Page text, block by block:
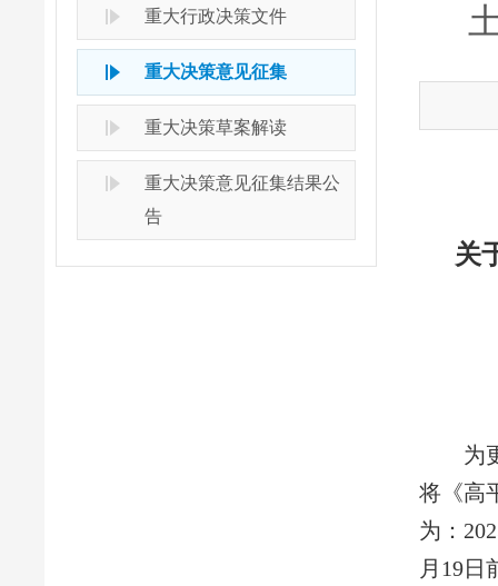
重大行政决策文件
重大决策意见征集
重大决策草案解读
重大决策意见征集结果公
告
关
为更
将《高
为：
月19日